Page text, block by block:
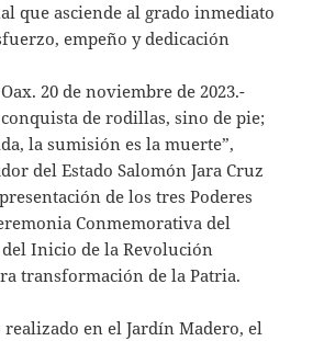
que asciende al grado inmediato
empeño y dedicación
20 de noviembre de 2023.-
de rodillas, sino de pie;
la sumisión es la muerte”,
del Estado Salomón Jara Cruz
de los tres Poderes
Conmemorativa del
Inicio de la Revolución
transformación de la Patria.
realizado en el Jardín Madero, el